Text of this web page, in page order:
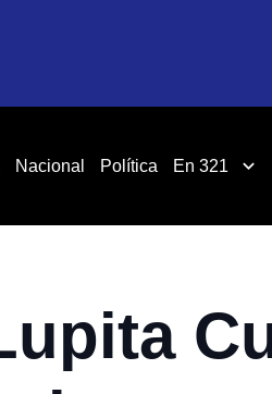
Nacional Política En 321